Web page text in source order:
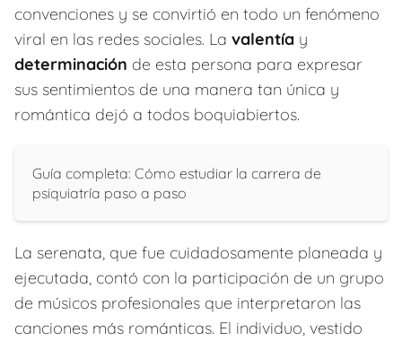
convenciones y se convirtió en todo un fenómeno
viral en las redes sociales. La valentía y
determinación de esta persona para expresar
sus sentimientos de una manera tan única y
romántica dejó a todos boquiabiertos.
Guía completa: Cómo estudiar la carrera de
psiquiatría paso a paso
La serenata, que fue cuidadosamente planeada y
ejecutada, contó con la participación de un grupo
de músicos profesionales que interpretaron las
canciones más románticas. El individuo, vestido